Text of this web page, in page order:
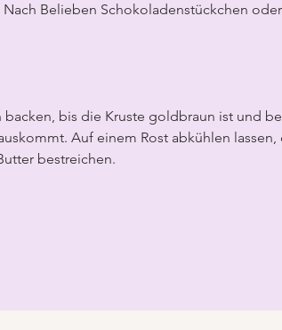
Belieben Schokoladenstückchen oder
bis die Kruste goldbraun ist und
Auf einem Rost abkühlen lassen,
bestreichen.